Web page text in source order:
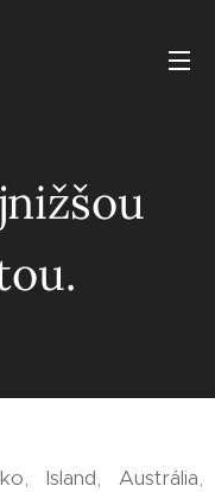
Island, Austrália,